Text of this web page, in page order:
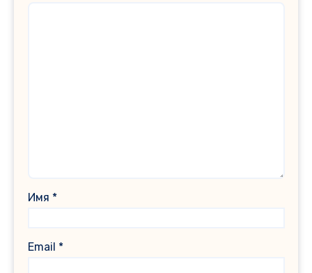
Имя *
Email *